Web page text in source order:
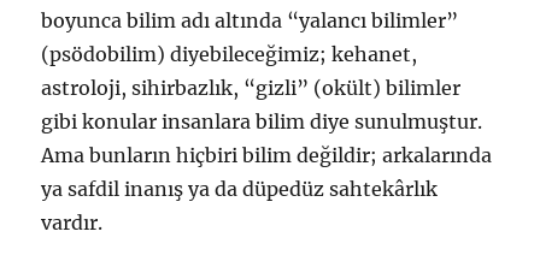
boyunca bilim adı altında “yalancı bilimler”
(psödobilim) diyebileceğimiz; kehanet,
astroloji, sihirbazlık, “gizli” (okült) bilimler
gibi konular insanlara bilim diye sunulmuştur.
Ama bunların hiçbiri bilim değildir; arkalarında
ya safdil inanış ya da düpedüz sahtekârlık
vardır.